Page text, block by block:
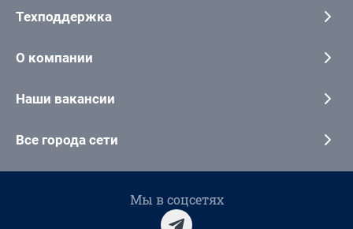
Техподдержка
О компании
Наши вакансии
Все города сети
Мы в соцсетях